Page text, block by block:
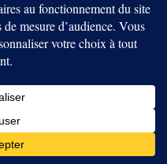
cependant pas
de la Réserve
de l’accord entre
de la demande au
des mouvements